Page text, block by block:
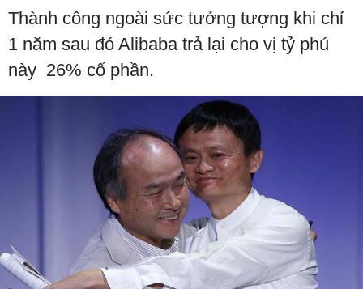
Thành công ngoài sức tưởng tượng khi chỉ
1 năm sau đó Alibaba trả lại cho vị tỷ phú
này 26% cổ phần.